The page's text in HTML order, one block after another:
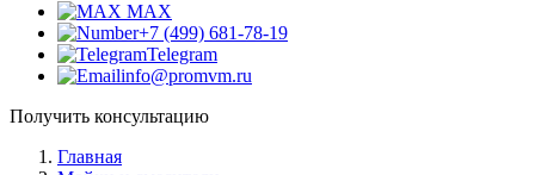
MAX
+7 (499) 681-78-19
Telegram
info@promvm.ru
Получить консультацию
Главная